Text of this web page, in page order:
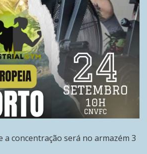
a concentração será no armazém 3